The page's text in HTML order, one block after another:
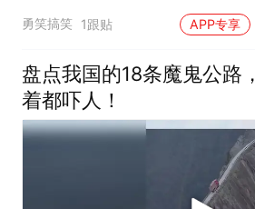
变四级
勇笑搞笑 1跟贴 APP专享
盘点我国的18条魔鬼公路
着都吓人！